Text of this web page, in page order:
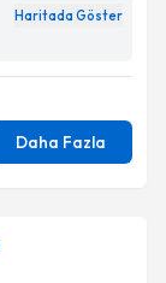
Haritada Göster
Daha Fazla